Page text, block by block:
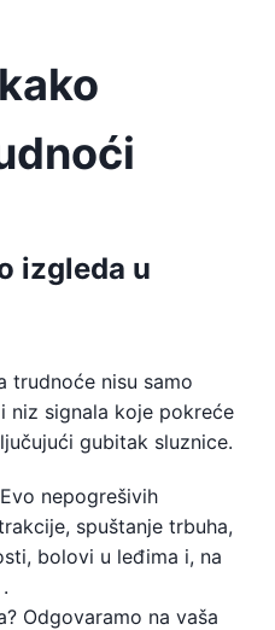
izgleda u
trudnoće nisu samo
niz signala koje pokreće
gubitak sluznice.
Evo nepogrešivih
spuštanje trbuha,
bolovi u leđima i, na
.
Odgovaramo na vaša